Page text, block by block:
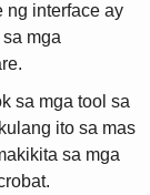
ng interface ay
mga
sa mga tool sa
ito sa mas
sa mga